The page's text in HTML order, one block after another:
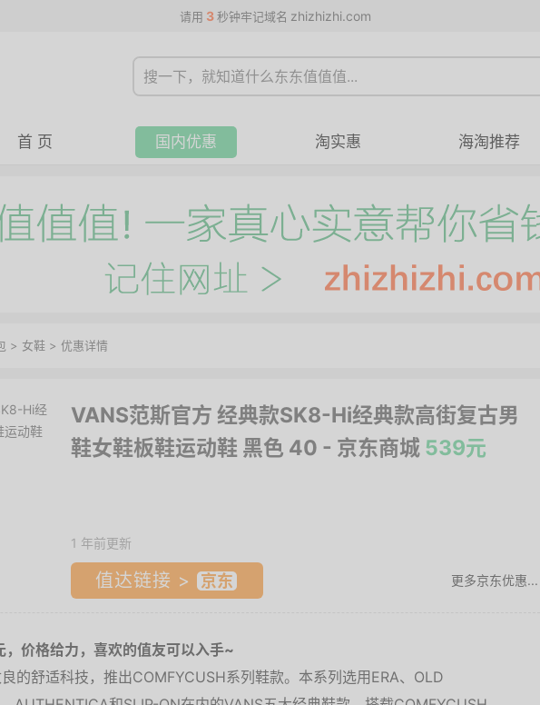
请用 3 秒钟牢记域名 zhizhizhi.com
首 页 国内优惠 淘实惠 海淘推荐
> 女鞋 > 优惠详情
VANS范斯官方 经典款SK8-Hi经典款高街复古男
鞋女鞋板鞋运动鞋 黑色 40 - 京东商城 539元
1 年前更新
值达链接 > 更多京东优惠...
价格给力，喜欢的值友可以入手~
的舒适科技，推出COMFYCUSH系列鞋款。本系列选用ERA、OLD